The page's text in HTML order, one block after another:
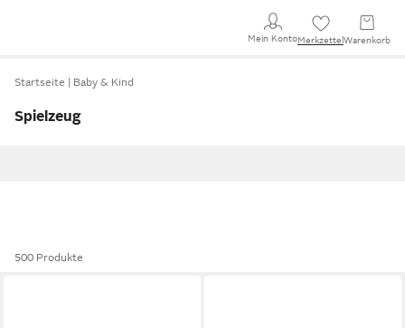
Mein KontoMerkzettel Warenkorb
Startseite Baby & Kind
Spielzeug
500 Produkte